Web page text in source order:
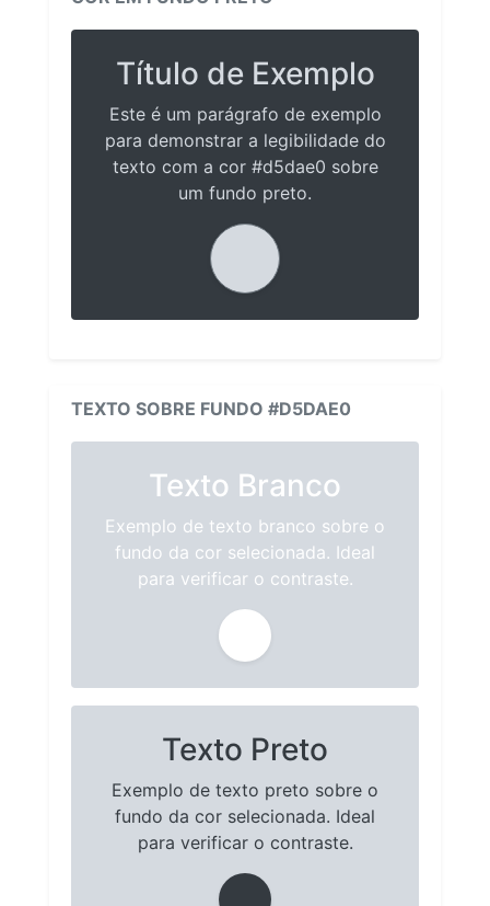
Título de Exemplo
Este é um parágrafo de exemplo
para demonstrar a legibilidade do
texto com a cor #d5dae0 sobre
um fundo preto.
TEXTO SOBRE FUNDO #D5DAE0
Texto Branco
Exemplo de texto branco sobre o
fundo da cor selecionada. Ideal
para verificar o contraste.
Texto Preto
Exemplo de texto preto sobre o
fundo da cor selecionada. Ideal
para verificar o contraste.